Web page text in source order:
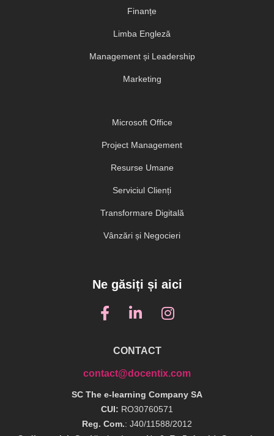
Finanțe
Limba Engleză
Management și Leadership
Marketing
Microsoft Office
Project Management
Resurse Umane
Serviciul Clienți
Transformare Digitală
Vânzări și Negocieri
Ne găsiți și aici
CONTACT
contact@docentix.com
SC The e-learning Company SA
CUI: RO30760571
Reg. Com.: J40/11588/2012